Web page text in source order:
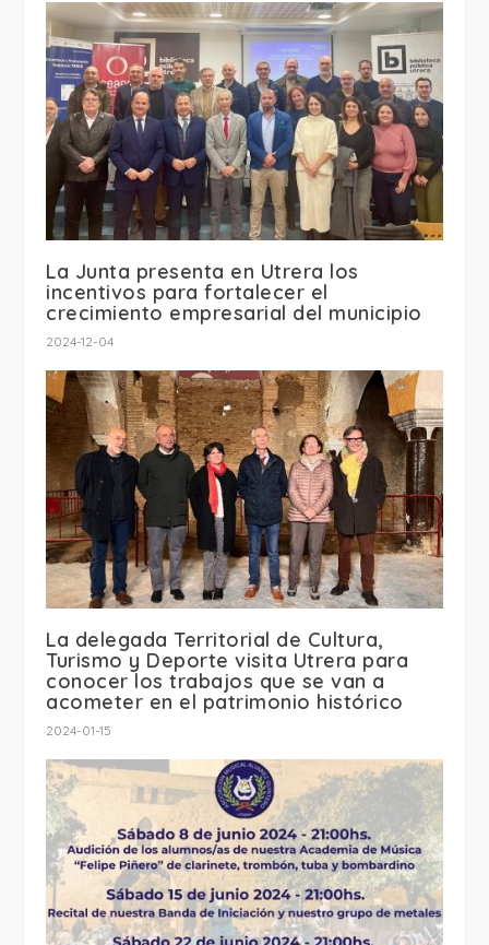
La Junta presenta en Utrera los
incentivos para fortalecer el
crecimiento empresarial del municipio
2024-12-04
La delegada Territorial de Cultura,
Turismo y Deporte visita Utrera para
conocer los trabajos que se van a
acometer en el patrimonio histórico
2024-01-15